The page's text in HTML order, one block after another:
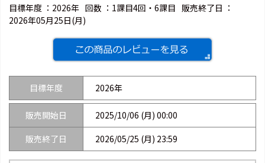
目標年度 ： 2026年 回数 ： 1課目4回・6課目 販売終了日 ：
2026年05月25日(月)
目標年度 2026年
販売開始日
2025/10/06 (月) 00:00
販売終了日
2026/05/25 (月) 23:59